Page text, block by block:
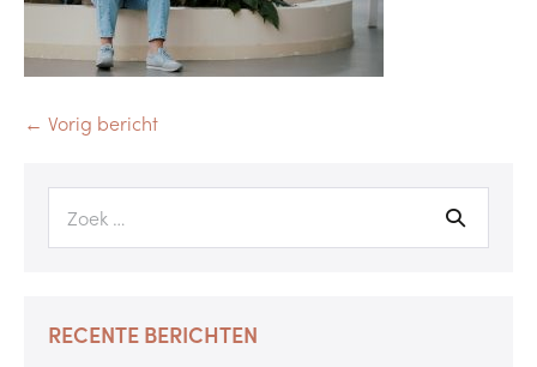
← Vorig bericht
RECENTE BERICHTEN